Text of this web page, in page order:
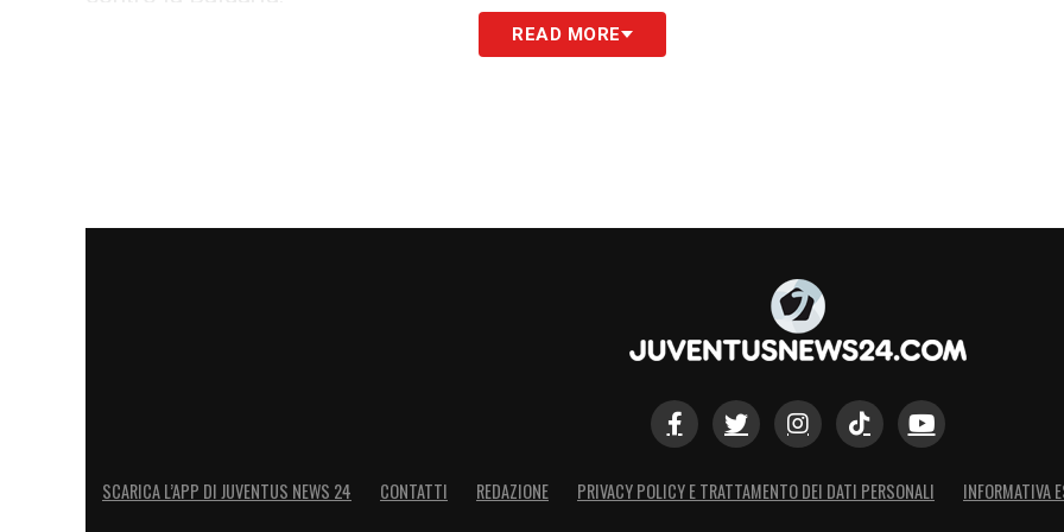
– Già qualificata anche la Nazionale turca, che prima gioca
la Nazionale di Tek, che quindi si gioca tutte le sue carte con la Repubblica Ceca il 17,
sfidano Trinidad e Tobago, andata e ritorno, nella notte italiana del 17 e del 21
READ MORE
SCARICA L’APP DI JUVENTUS NEWS 24 CONTATTI REDAZIONE PRIVACY POLICY E TRATTAMENTO DEI DATI PERSONALI INFORMATIVA